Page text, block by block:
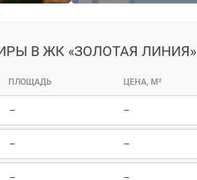
В ЖК «ЗОЛОТАЯ ЛИНИЯ»
ПЛОЩАДЬ ЦЕНА, М²
– –
– –
– –